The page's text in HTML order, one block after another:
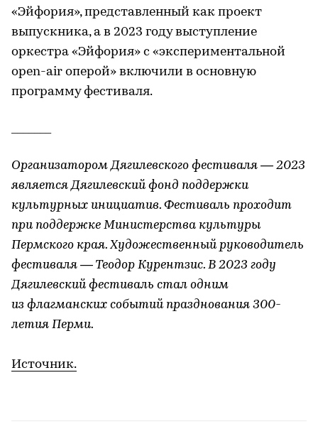
«Эйфория», представленный как проект
выпускника, а в 2023 году выступление
оркестра «Эйфория» с «экспериментальной
open-air оперой» включили в основную
программу фестиваля.
Организатором Дягилевского фестиваля — 2023
является Дягилевский фонд поддержки
культурных инициатив. Фестиваль проходит
при поддержке Министерства культуры
Пермского края. Художественный руководитель
фестиваля — Теодор Курентзис. В 2023 году
Дягилевский фестиваль стал одним
из флагманских событий празднования 300-
летия Перми.
Источник.